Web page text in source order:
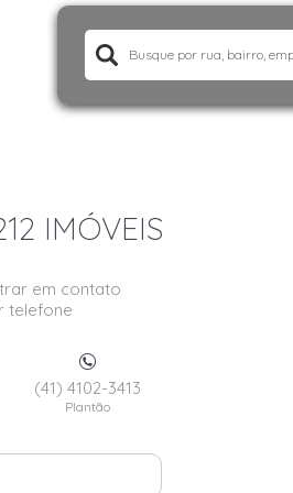
IMÓVEIS
em contato
telefone
(41) 4102-3413
Plantão